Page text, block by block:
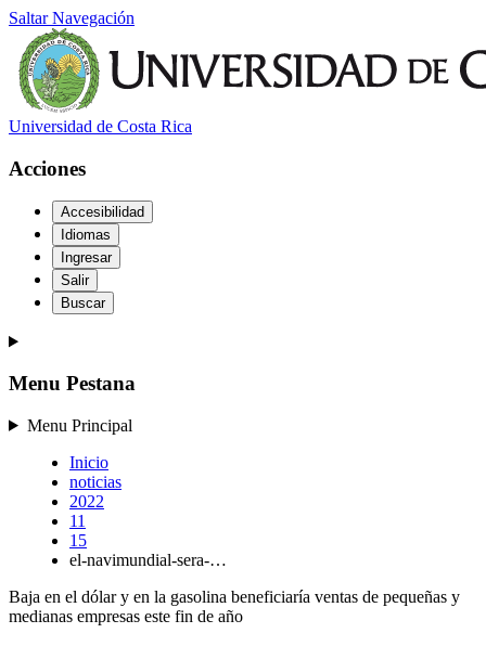
Saltar Navegación
Universidad de Costa Rica
Acciones
Accesibilidad
Idiomas
Ingresar
Salir
Buscar
Menu Pestana
Menu Principal
Inicio
noticias
2022
11
15
el-navimundial-sera-…
Baja en el dólar y en la gasolina beneficiaría ventas de pequeñas y
medianas empresas este fin de año